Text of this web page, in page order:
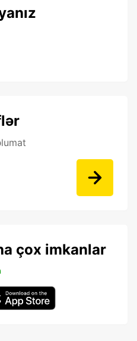
çox imkanlar